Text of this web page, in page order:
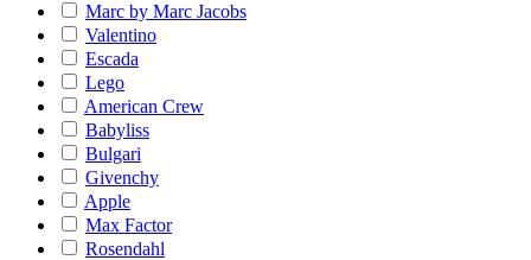
Marc by Marc Jacobs
Valentino
Escada
Lego
American Crew
Babyliss
Bulgari
Givenchy
Apple
Max Factor
Rosendahl